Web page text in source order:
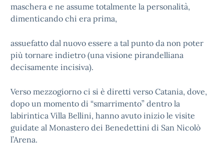
maschera e ne assume totalmente la personalità,
dimenticando chi era prima,
assuefatto dal nuovo essere a tal punto da non poter
più tornare indietro (una visione pirandelliana
decisamente incisiva).
Verso mezzogiorno ci si è diretti verso Catania, dove,
dopo un momento di “smarrimento” dentro la
labirintica Villa Bellini, hanno avuto inizio le visite
guidate al Monastero dei Benedettini di San Nicolò
l’Arena.